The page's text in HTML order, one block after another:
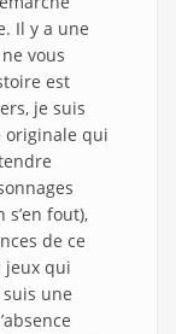
Il y a une
vous
est
je suis
originale qui
s’en fout),
de ce
jeux qui
suis une